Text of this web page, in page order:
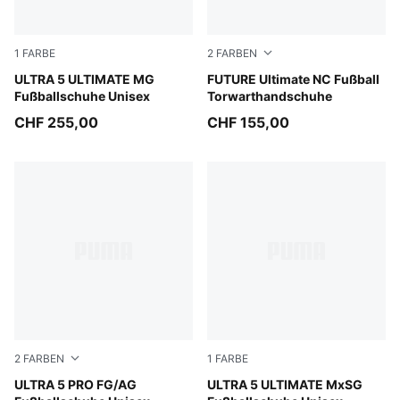
1 FARBE
ULTRA 5 ULTIMATE MG
Fußballschuhe Unisex
Matte Aged Silver-Yellow Alert-Sun Struck
CHF 255,00
2 FARBEN
FUTURE Ultimate NC Fußball
Torwarthandschuhe
PUMA Black-Green Terrain-
CHF 155,00
2 FARBEN
ULTRA 5 PRO FG/AG
Matte Aged Silver-Yellow Alert-Sun Struck
1 FARBE
ULTRA 5 ULTIMATE MxSG
Matte Aged Silver-Yellow